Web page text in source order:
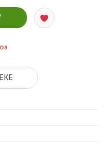
упаковка №20